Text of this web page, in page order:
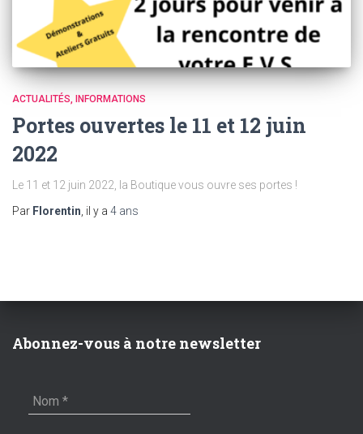
ACTUALITÉS INFORMATIONS
Portes ouvertes le 11 et 12 juin
2022
Le 11 et 12 juin 2022, la Boutique vous ouvre ses portes !
Par Florentin, il y a 4 ans
Abonnez-vous à notre newsletter